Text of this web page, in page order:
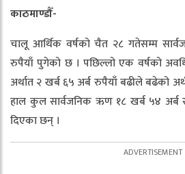
काठमाण्डौँ-
चालू आर्थिक वर्षको चैत २८ गतेसम्म
रुपैयाँ पुगेको छ । पछिल्लो एक वर्षको
अर्थात २ खर्ब ६५ अर्ब रुपैयाँ बढीले बढेको
हाल कुल सार्वजनिक ऋण १८ खर्ब ५४ अर्ब
दिएका छन् ।